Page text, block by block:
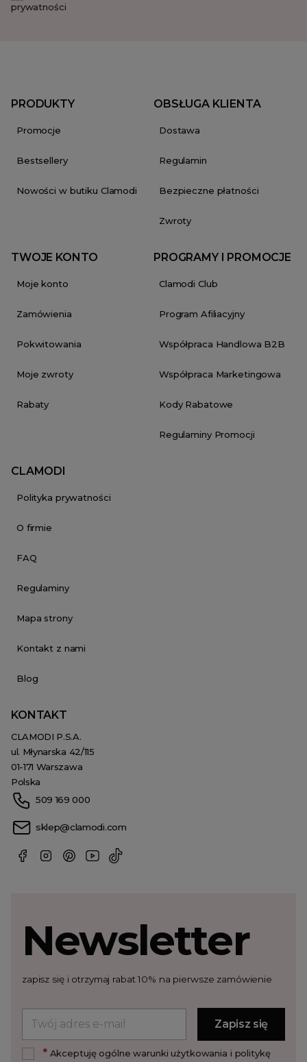
prywatności
PRODUKTY
Promocje
Bestsellery
Nowości w butiku Clamodi
OBSŁUGA KLIENTA
Dostawa
Regulamin
Bezpieczne płatności
Zwroty
TWOJE KONTO
Moje konto
Zamówienia
Pokwitowania
Moje zwroty
Rabaty
PROGRAMY I PROMOCJE
Clamodi Club
Program Afiliacyjny
Współpraca Handlowa B2B
Współpraca Marketingowa
Kody Rabatowe
Regulaminy Promocji
CLAMODI
Polityka prywatności
O firmie
FAQ
Regulaminy
Mapa strony
Kontakt z nami
Blog
KONTAKT
CLAMODI P.S.A.
ul. Młynarska 42/115
01-171 Warszawa
Polska
509 169 000
sklep@clamodi.com
Newsletter
zapisz się i otrzymaj rabat 10% na pierwsze zamówienie
*Akceptuję ogólne warunki użytkowania i politykę